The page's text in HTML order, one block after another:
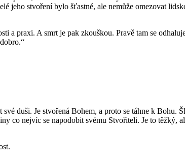
jeho stvoření bylo šťastné, ale nemůže omezovat
a praxi. A smrt je pak zkouškou. Pravě tam se
duši. Je stvořená Bohem, a proto se táhne k Bohu.
co nejvíc se napodobit svému Stvořiteli. Je to těžký,